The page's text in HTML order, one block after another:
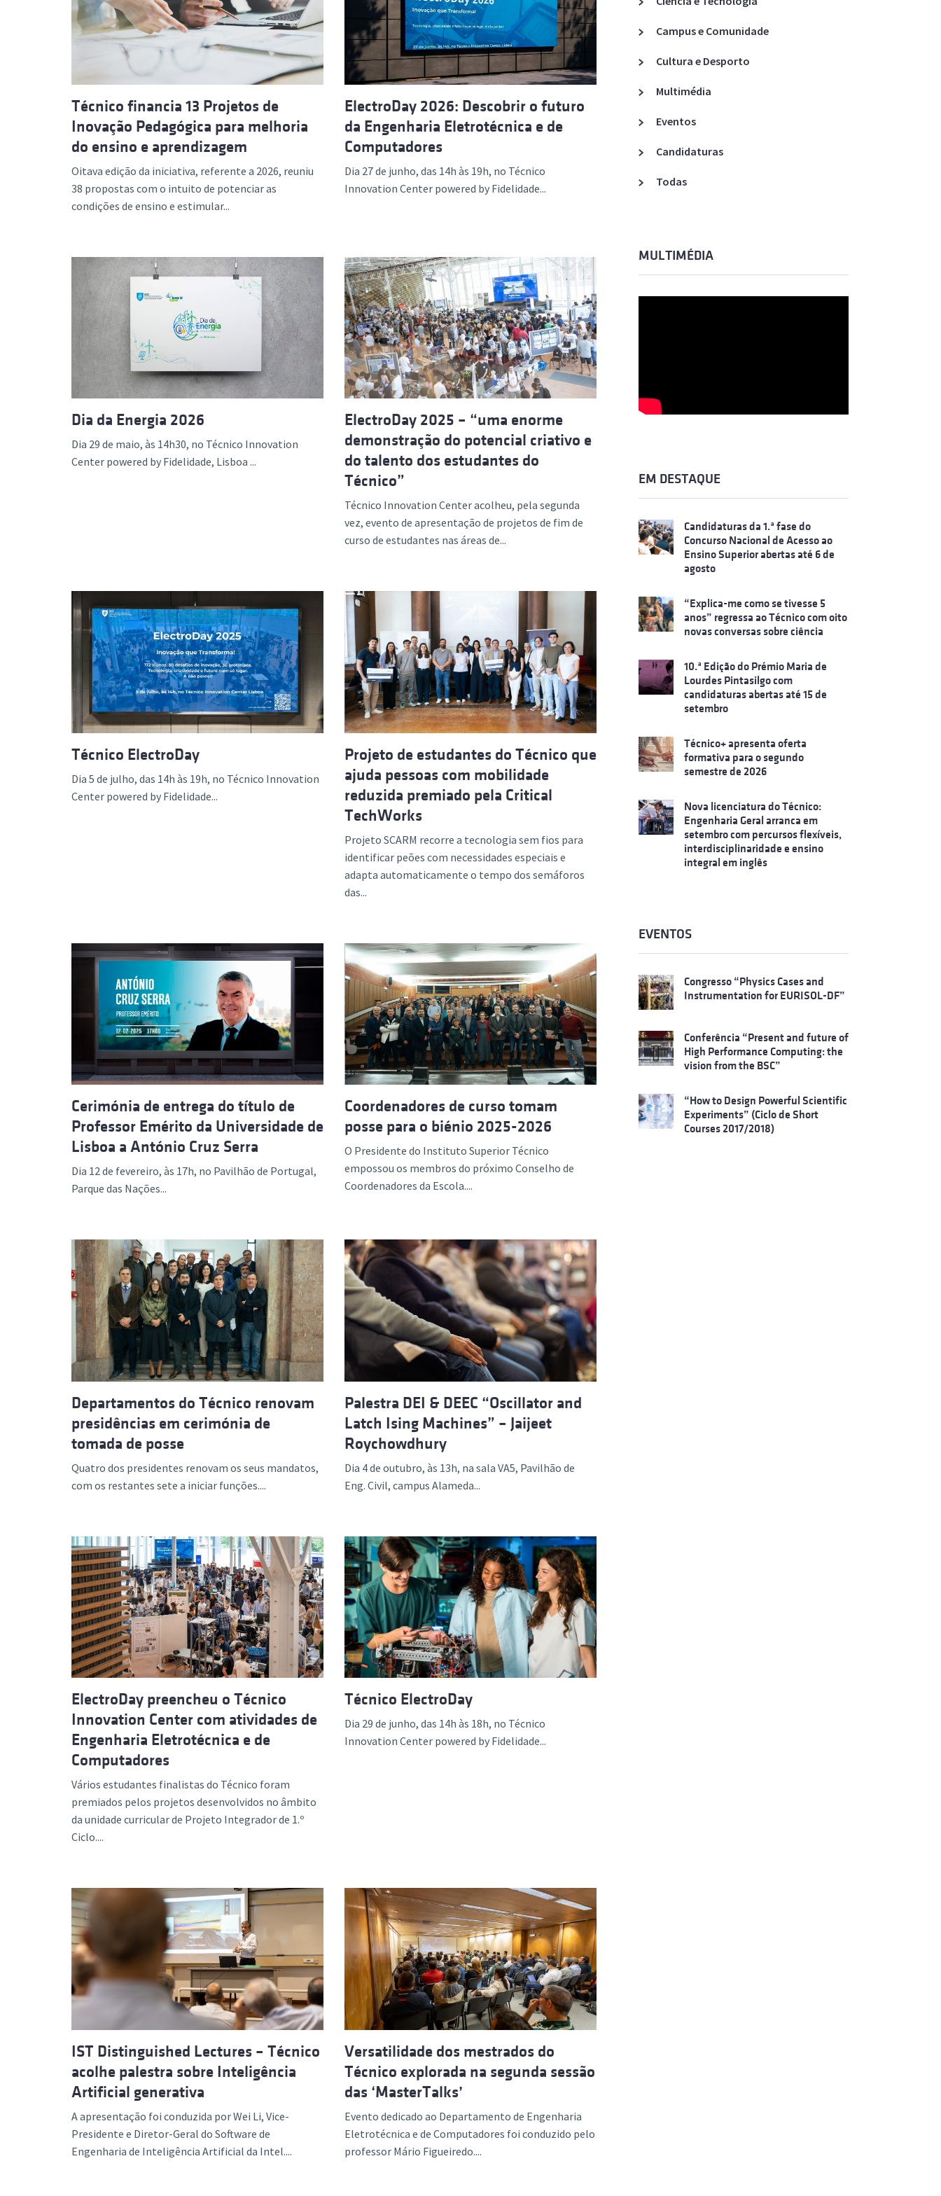
Formação Avançada
Acreditações A3ES
Técnico financia 13 Projetos de
Inovação Pedagógica para melhoria
do ensino e aprendizagem
Oitava edição da iniciativa, referente a 2026, reuniu
38 propostas com o intuito de potenciar as
condições de ensino e estimular...
ElectroDay 2026: Descobrir o futuro
da Engenharia Eletrotécnica e de
Computadores
Dia 27 de junho, das 14h às 19h, no Técnico
Innovation Center powered by Fidelidade...
Dia da Energia 2026
Dia 29 de maio, às 14h30, no Técnico Innovation
Center powered by Fidelidade, Lisboa ...
ElectroDay 2025 – “uma enorme
demonstração do potencial criativo e
do talento dos estudantes do
Técnico”
Técnico Innovation Center acolheu, pela segunda
vez, evento de apresentação de projetos de fim de
curso de estudantes nas áreas de...
Técnico ElectroDay
Dia 5 de julho, das 14h às 19h, no Técnico Innovation
Center powered by Fidelidade...
Projeto de estudantes do Técnico que
ajuda pessoas com mobilidade
reduzida premiado pela Critical
TechWorks
Projeto SCARM recorre a tecnologia sem fios para
identificar peões com necessidades especiais e
adapta automaticamente o tempo dos semáforos
das...
Cerimónia de entrega do título de
Professor Emérito da Universidade de
Lisboa a António Cruz Serra
Dia 12 de fevereiro, às 17h, no Pavilhão de Portugal,
Parque das Nações...
Coordenadores de curso tomam
posse para o biénio 2025-2026
O Presidente do Instituto Superior Técnico
empossou os membros do próximo Conselho de
Coordenadores da Escola....
Departamentos do Técnico renovam
presidências em cerimónia de
tomada de posse
Quatro dos presidentes renovam os seus mandatos,
com os restantes sete a iniciar funções....
Palestra DEI & DEEC “Oscillator and
Latch Ising Machines” – Jaijeet
Roychowdhury
Dia 4 de outubro, às 13h, na sala VA5, Pavilhão de
Eng. Civil, campus Alameda...
ElectroDay preencheu o Técnico
Innovation Center com atividades de
Engenharia Eletrotécnica e de
Computadores
Vários estudantes finalistas do Técnico foram
premiados pelos projetos desenvolvidos no âmbito
da unidade curricular de Projeto Integrador de 1.º
Ciclo....
Técnico ElectroDay
Dia 29 de junho, das 14h às 18h, no Técnico
Innovation Center powered by Fidelidade...
IST Distinguished Lectures – Técnico
acolhe palestra sobre Inteligência
Artificial generativa
A apresentação foi conduzida por Wei Li, Vice-
Presidente e Diretor-Geral do Software de
Engenharia de Inteligência Artificial da Intel....
Versatilidade dos mestrados do
Técnico explorada na segunda sessão
das ‘MasterTalks’
Evento dedicado ao Departamento de Engenharia
Eletrotécnica e de Computadores foi conduzido pelo
professor Mário Figueiredo....
Campus e Comunidade
Cultura e Desporto
Multimédia
Eventos
Candidaturas
Todas
MULTIMÉDIA
EM DESTAQUE
Candidaturas da 1.ª fase do
Concurso Nacional de Acesso ao
Ensino Superior abertas até 6 de
agosto
“Explica-me como se tivesse 5
anos” regressa ao Técnico com oito
novas conversas sobre ciência
10.ª Edição do Prémio Maria de
Lourdes Pintasilgo com
candidaturas abertas até 15 de
setembro
Técnico+ apresenta oferta
formativa para o segundo
semestre de 2026
Nova licenciatura do Técnico:
Engenharia Geral arranca em
setembro com percursos flexíveis,
interdisciplinaridade e ensino
integral em inglês
EVENTOS
Congresso “Physics Cases and
Instrumentation for EURISOL-DF”
Conferência “Present and future of
High Performance Computing: the
vision from the BSC”
“How to Design Powerful Scientific
Experiments” (Ciclo de Short
Courses 2017/2018)